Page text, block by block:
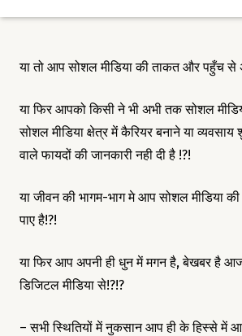
या तो आप सोशल मीडिया की ताकत और पहुँच से
या फिर आपको किसी ने भी अभी तक सोशल
सोशल मीडिया क्षेत्र में कैरियर बनाने या
वाले फायदों की जानकारी नही दी है !?!
या जीवन की भागम-भाग मे आप सोशल मीडिया
पाए है!?!
या फिर आप अपनी ही धुन में मगन है, बेखबर है
डिजिटल मीडिया से!?!?
– सभी स्थितियों में नुकसान आप ही के हिस्से में आ